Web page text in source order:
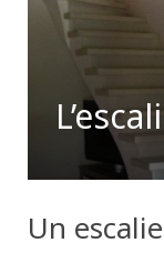
LES ESCALIERS
Escalier béton
Escalier béton
Escalier bois
Escalier métal
Plans de travail
Réalisations
Actu
Contact
Un